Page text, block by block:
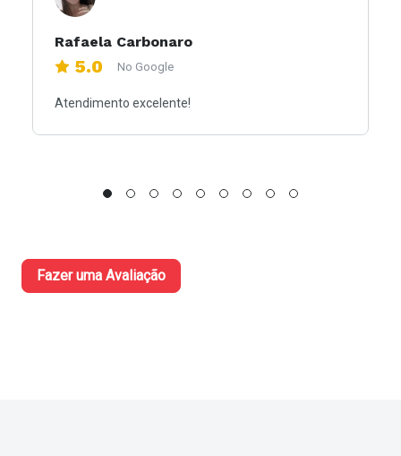
Rafaela Carbonaro
5.0 No Google
Atendimento excelente!
Fazer uma Avaliação